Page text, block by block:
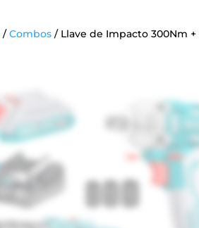
/Combos / Llave de Impacto 300Nm